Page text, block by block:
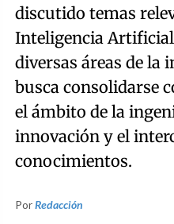
discutido temas
Inteligencia
diversas áreas de la
busca consolidarse
el ámbito de la
innovación y el
conocimientos.
PorRedacción